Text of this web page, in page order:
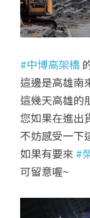
#中博高架橋
這邊是高雄南
這幾天高雄的
您如果在進出
不妨感受一下
如果有要來 #
可留意喔~